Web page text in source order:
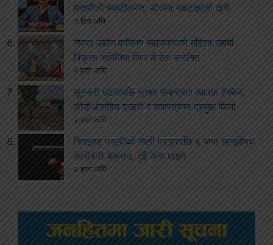
मन्त्रीको स्पष्टीकरण, योजना नहटाइएको दाबी
१ दिन अघि
नेपाल उद्योग वाणिज्य महासङ्घको महिला उद्यमी
विकास समितिमा रिता कँडेल मनोनित
२ हप्ता अघि
सुनसरी घटनापछि सुरक्षा संयन्त्रमा व्यापक हेरफेर,
सीडीओसहित प्रहरी र सशस्त्रका प्रमुख फिर्ता
२ हप्ता अघि
सिरहामा प्रहरीको गोली प्रहारपछि ६ जना लागूऔषध
कारोबारी पक्राउ, दुई जना घाइते
२ हप्ता अघि